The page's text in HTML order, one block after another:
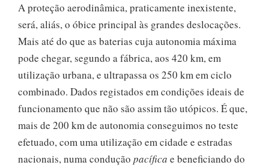
A proteção aerodinâmica, praticamente inexistente,
será, aliás, o óbice principal às grandes deslocações.
Mais até do que as baterias cuja autonomia máxima
pode chegar, segundo a fábrica, aos 420 km, em
utilização urbana, e ultrapassa os 250 km em ciclo
combinado. Dados registados em condições ideais de
funcionamento que não são assim tão utópicos. É que,
mais de 200 km de autonomia conseguimos no teste
efetuado, com uma utilização em cidade e estradas
nacionais, numa condução pacífica e beneficiando do